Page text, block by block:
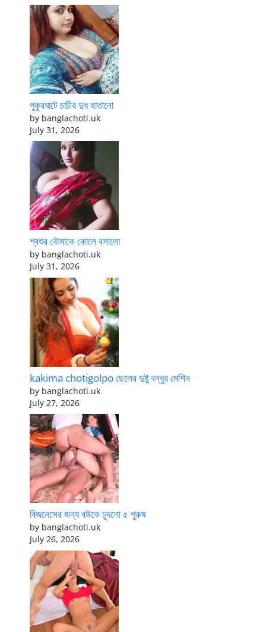
পুকুরঘাটে চাচীর দুধ হাতানো
by banglachoti.uk
July 31, 2026
শ্বশুর বৌমাকে কোলে বসালো
by banglachoti.uk
July 31, 2026
kakima chotigolpo ছেলের দুষ্টু বন্ধুর মেশিন
by banglachoti.uk
July 27, 2026
বিজনেসের জন্য বউকে চুদলো ৫ পুরুষ
by banglachoti.uk
July 26, 2026